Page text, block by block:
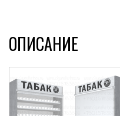
ОПИСАНИЕ